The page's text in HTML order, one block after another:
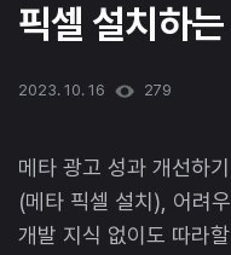
픽셀 설치하는
2023. 10. 16 279
메타 광고 성과 개선하
(메타 픽셀 설치), 어려
개발 지식 없이도 따라